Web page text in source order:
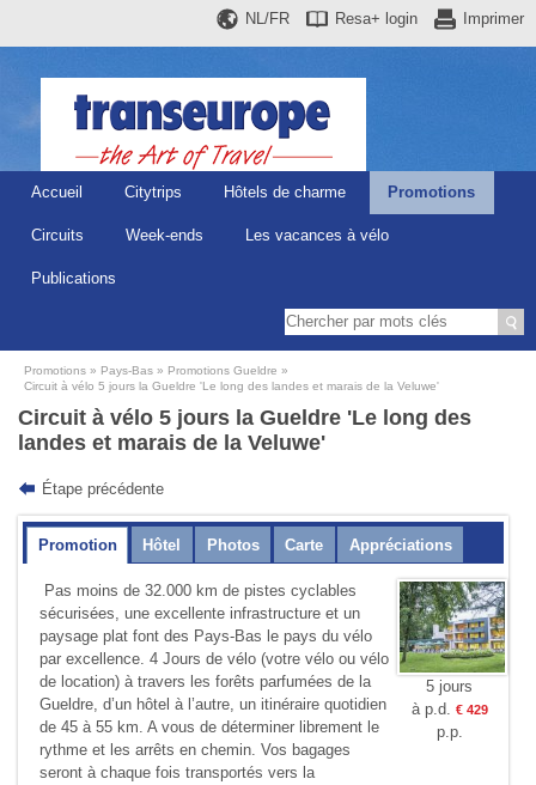
Imprimer
Resa+ login
NL/FR
Accueil Citytrips Hôtels de charme Promotions
Circuits Week-ends Les vacances à vélo
Publications
Promotions Pays-Bas
Promotions Gueldre
Circuit à vélo 5 jours la Gueldre 'Le long des landes et marais de la Veluwe'
Circuit à vélo 5 jours la Gueldre 'Le long des
landes et marais de la Veluwe'
Étape précédente
Promotion Hôtel Photos Carte Appréciations
Pas moins de 32.000 km de pistes cyclables
sécurisées, une excellente infrastructure et un
paysage plat font des Pays-Bas le pays du vélo
par excellence. 4 Jours de vélo (votre vélo ou vélo
de location) à travers les forêts parfumées de la
Gueldre, d’un hôtel à l’autre, un itinéraire quotidien
de 45 à 55 km. A vous de déterminer librement le
rythme et les arrêts en chemin. Vos bagages
seront à chaque fois transportés vers la
5 jours
à p.d.
€ 429
p.p.